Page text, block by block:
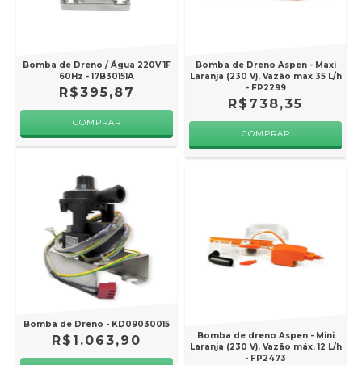
Bomba de Dreno / Água 220V 1F
60Hz - 17B30151A
R$395,87
Bomba de Dreno Aspen - Maxi
Laranja (230 V), Vazão máx 35 L/h
- FP2299
R$738,35
Bomba de Dreno - KD09030015
R$1.063,90
Bomba de dreno Aspen - Mini
Laranja (230 V), Vazão máx. 12 L/h
- FP2473